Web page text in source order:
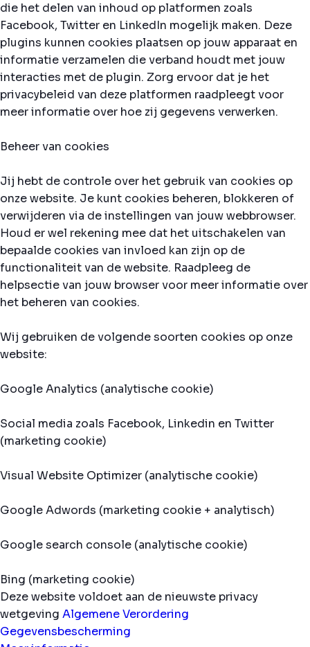
die het delen van inhoud op platformen zoals
Facebook, Twitter en LinkedIn mogelijk maken. Deze
plugins kunnen cookies plaatsen op jouw apparaat en
informatie verzamelen die verband houdt met jouw
interacties met de plugin. Zorg ervoor dat je het
privacybeleid van deze platformen raadpleegt voor
meer informatie over hoe zij gegevens verwerken.
Beheer van cookies
Jij hebt de controle over het gebruik van cookies op
onze website. Je kunt cookies beheren, blokkeren of
verwijderen via de instellingen van jouw webbrowser.
Houd er wel rekening mee dat het uitschakelen van
bepaalde cookies van invloed kan zijn op de
functionaliteit van de website. Raadpleeg de
helpsectie van jouw browser voor meer informatie over
het beheren van cookies.
Wij gebruiken de volgende soorten cookies op onze
website:
Google Analytics (analytische cookie)
Social media zoals Facebook, Linkedin en Twitter
(marketing cookie)
Visual Website Optimizer (analytische cookie)
Google Adwords (marketing cookie + analytisch)
Google search console (analytische cookie)
Bing (marketing cookie)
Deze website voldoet aan de nieuwste privacy
wetgeving Algemene Verordering
Gegevensbescherming